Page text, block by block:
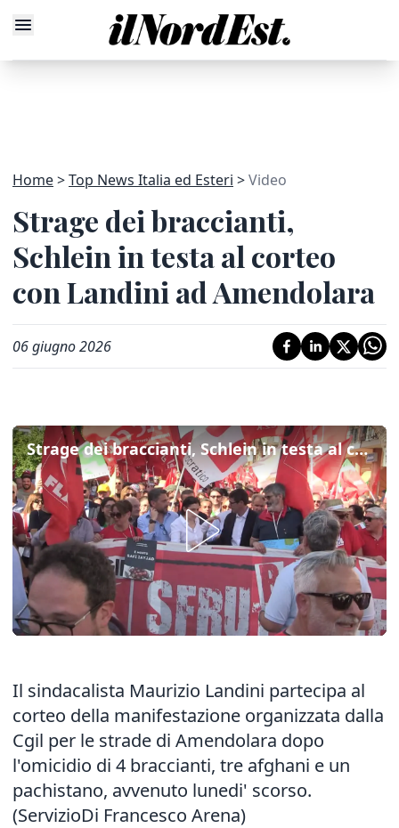
Home Top News Italia ed Esteri Video
Strage dei braccianti,
Schlein in testa al corteo
con Landini ad Amendolara
06 giugno 2026
Strage dei braccianti, Schlein in testa al corteo con Landini ad Amendolara
Il sindacalista Maurizio Landini partecipa al
corteo della manifestazione organizzata dalla
Cgil per le strade di Amendolara dopo
l'omicidio di 4 braccianti, tre afghani e un
pachistano, avvenuto lunedi' scorso.
(ServizioDi Francesco Arena)